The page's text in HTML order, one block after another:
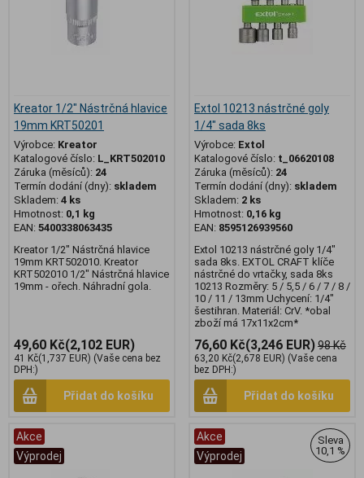
Kreator 1/2" Nástrčná hlavice
19mm KRT50201
Výrobce: Kreator
Katalogové číslo: L_KRT502010
Záruka (měsíců): 24
Termín dodání (dny): skladem
Skladem: 4 ks
Hmotnost: 0,1 kg
EAN: 5400338063435
Kreator 1/2" Nástrčná hlavice
19mm KRT502010. Kreator
KRT502010 1/2" Nástrčná hlavice
19mm - ořech. Náhradní gola.
49,60 Kč(2,102 EUR)
41 Kč(1,737 EUR) (Vaše cena bez
DPH:)
Přidat do košíku
Extol 10213 nástrčné goly
1/4" sada 8ks
Výrobce: Extol
Katalogové číslo: t_06620108
Záruka (měsíců): 24
Termín dodání (dny): skladem
Skladem: 2 ks
Hmotnost: 0,16 kg
EAN: 8595126939560
Extol 10213 nástrčné goly 1/4"
sada 8ks. EXTOL CRAFT klíče
nástrčné do vrtačky, sada 8ks
10213 Rozměry: 5 / 5,5 / 6 / 7 / 8 /
10 / 11 / 13mm Uchycení: 1/4"
šestihran. Materiál: CrV. *obal
zboží má 17x11x2cm*
76,60 Kč(3,246 EUR)98 Kč
63,20 Kč(2,678 EUR) (Vaše cena
bez DPH:)
Přidat do košíku
Akce
Výprodej
Akce
Výprodej
Sleva
10,1 %